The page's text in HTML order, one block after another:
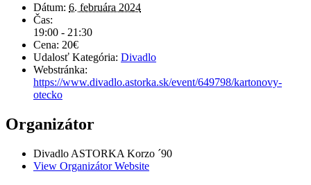
Dátum: 6. februára 2024
Čas:
19:00 - 21:30
Cena: 20€
Udalosť Kategória: Divadlo
Webstránka:
https://www.divadlo.astorka.sk/event/649798/kartonovy-
otecko
Organizátor
Divadlo ASTORKA Korzo ´90
View Organizátor Website